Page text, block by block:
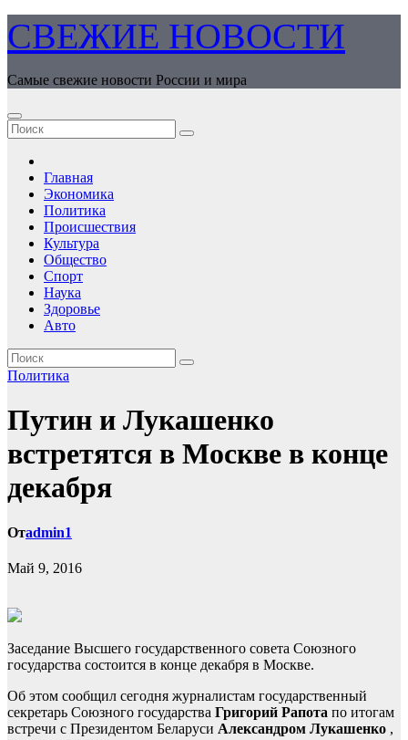
Перейти
к
содержимому
СВЕЖИЕ НОВОСТИ
Самые свежие новости России и мира
Главная
Экономика
Политика
Происшествия
Культура
Общество
Спорт
Наука
Здоровье
Авто
Политика
Путин и Лукашенко
встретятся в Москве в конце
декабря
Отadmin1
Май 9, 2016
Заседание Высшего государственного совета Союзного
государства состоится в конце декабря в Москве.
Об этом сообщил сегодня журналистам государственный
секретарь Союзного государства Григорий Рапота по итогам
встречи с Президентом Беларуси Александром Лукашенко ,